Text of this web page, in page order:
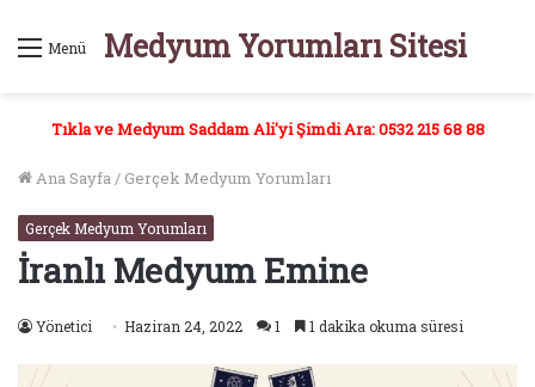
Menü Medyum Yorumları Sitesi
Tıkla ve Medyum Saddam Ali'yi Şimdi Ara: 0532 215 68 88
Ana Sayfa/ Gerçek Medyum Yorumları
Gerçek Medyum Yorumları
İranlı Medyum Emine
Yönetici Haziran 24, 2022 1 1 dakika okuma süresi